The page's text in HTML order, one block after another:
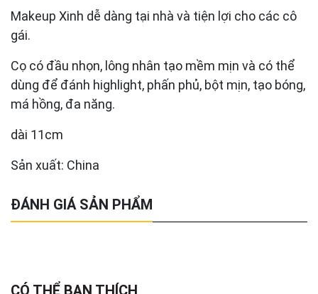
Makeup Xinh dễ dàng tại nhà và tiện lợi cho các cô
gái.
Cọ có đầu nhọn, lông nhân tạo mềm mịn và có thể
dùng để đánh highlight, phấn phủ, bột mịn, tạo bóng,
má hồng, đa năng.
dài 11cm
Sản xuất: China
ĐÁNH GIÁ SẢN PHẨM
CÓ THỂ BẠN THÍCH